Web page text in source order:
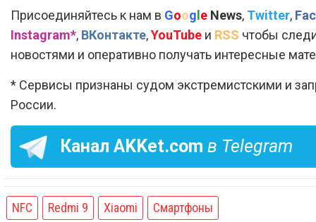
Присоединяйтесь к нам в Google News, Twitter,
Instagram*, ВКонтакте,YouTube и RSS чтобы
новостями и оперативно получать интересные
* Сервисы признаны судом экстремистскими и
России.
Канал AKKet.com в Telegram
NFC Redmi 9 Xiaomi Смартфоны